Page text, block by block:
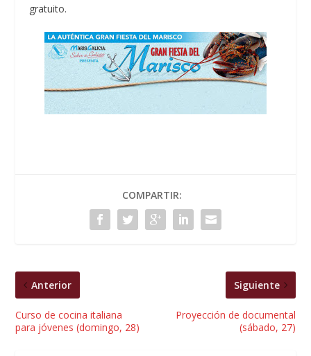
gratuito.
COMPARTIR:
Anterior
Curso de cocina italiana
para jóvenes (domingo, 28)
Siguiente
Proyección de documental
(sábado, 27)